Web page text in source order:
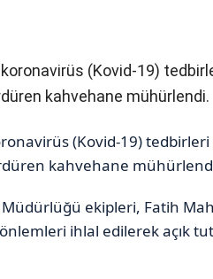
(Kovid-19)
kahvehane mühürlendi.
(Kovid-19) tedbirleri
kahvehane
ekipleri, Fatih
ihlal edilerek açık